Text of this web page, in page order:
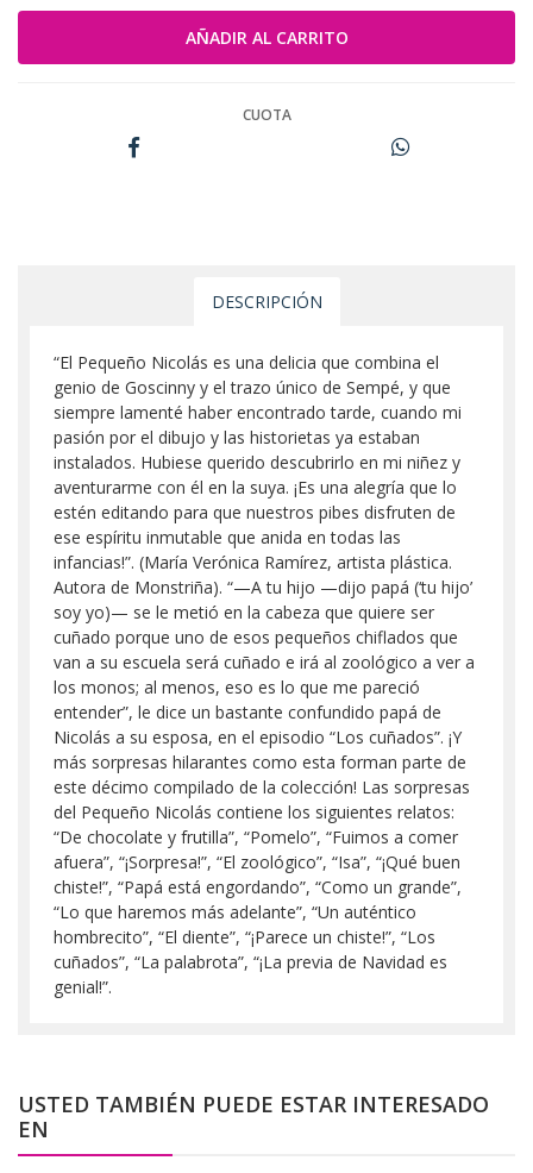
CUOTA
DESCRIPCIÓN
“El Pequeño Nicolás es una delicia que combina el
genio de Goscinny y el trazo único de Sempé, y que
siempre lamenté haber encontrado tarde, cuando mi
pasión por el dibujo y las historietas ya estaban
instalados. Hubiese querido descubrirlo en mi niñez y
aventurarme con él en la suya. ¡Es una alegría que lo
estén editando para que nuestros pibes disfruten de
ese espíritu inmutable que anida en todas las
infancias!”. (María Verónica Ramírez, artista plástica.
Autora de Monstriña). “—A tu hijo —dijo papá (‘tu hijo’
soy yo)— se le metió en la cabeza que quiere ser
cuñado porque uno de esos pequeños chiflados que
van a su escuela será cuñado e irá al zoológico a ver a
los monos; al menos, eso es lo que me pareció
entender”, le dice un bastante confundido papá de
Nicolás a su esposa, en el episodio “Los cuñados”. ¡Y
más sorpresas hilarantes como esta forman parte de
este décimo compilado de la colección! Las sorpresas
del Pequeño Nicolás contiene los siguientes relatos:
“De chocolate y frutilla”, “Pomelo”, “Fuimos a comer
afuera”, “¡Sorpresa!”, “El zoológico”, “Isa”, “¡Qué buen
chiste!”, “Papá está engordando”, “Como un grande”,
“Lo que haremos más adelante”, “Un auténtico
hombrecito”, “El diente”, “¡Parece un chiste!”, “Los
cuñados”, “La palabrota”, “¡La previa de Navidad es
genial!”.
USTED TAMBIÉN PUEDE ESTAR INTERESADO
EN